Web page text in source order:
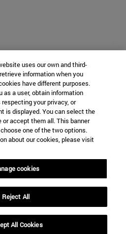
uses our own and third-
information when you
have different purposes.
as a user, obtain information
your privacy, or
is displayed. You can select the
accept them all. This banner
one of the two options.
about our cookies, please visit
cookies
Reject All
All Cookies